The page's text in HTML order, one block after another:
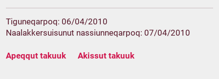
Tiguneqarpoq: 06/04/2010
Naalakkersuisunut nassiunneqarpoq: 07/04/2010
Apeqqut takuuk Akissut takuuk